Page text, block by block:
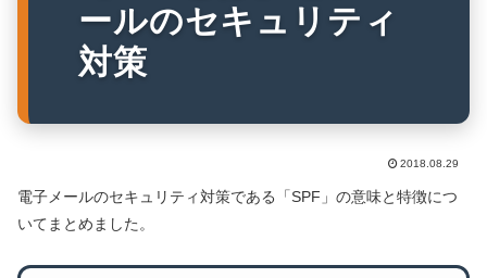
ールのセキュリティ
対策
2018.08.29
電子メールのセキュリティ対策である「SPF」の意味と特徴につ
いてまとめました。